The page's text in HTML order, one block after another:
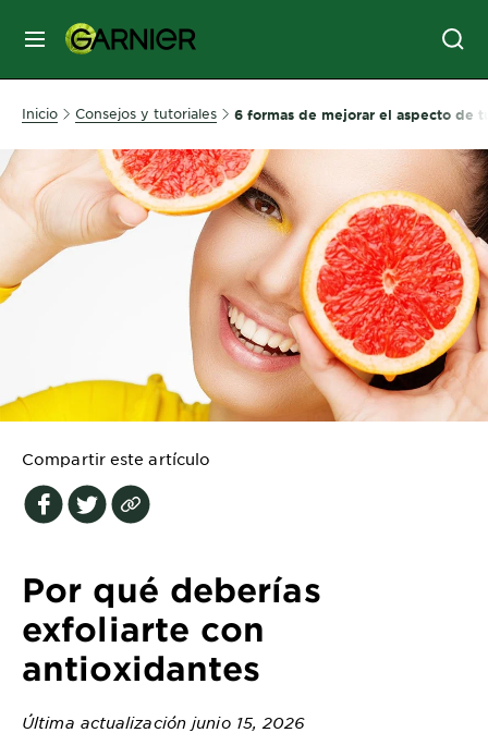
MENÚ
SKIN
HAIR
CARE
&
SERVICES
TOOLS
EXPLORE
Garnier
Key
Ingredients
Beauty
Inicio Consejos y tutoriales 6 formas de mejorar el aspecto de
Compartir este artículo
Por qué deberías
exfoliarte con
antioxidantes
Última actualización junio 15, 2026